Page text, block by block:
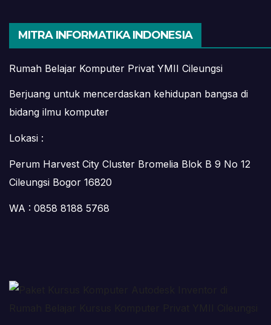
MITRA INFORMATIKA INDONESIA
Rumah Belajar Komputer Privat YMII Cileungsi
Berjuang untuk mencerdaskan kehidupan bangsa di
bidang ilmu komputer
Lokasi :
Perum Harvest City Cluster Bromelia Blok B 9 No 12
Cileungsi Bogor 16820
WA : 0858 8188 5768